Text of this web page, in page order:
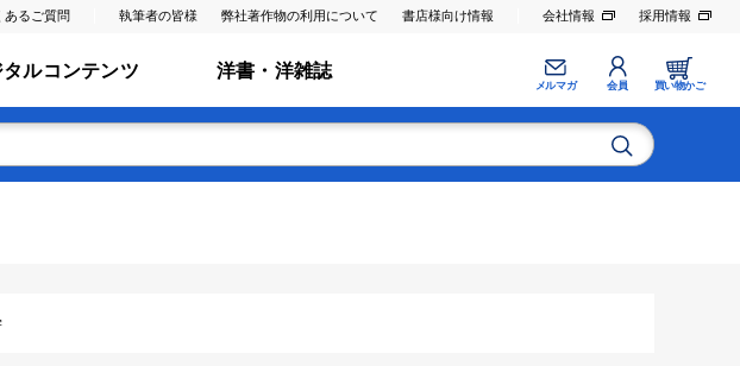
あるご質問 執筆者の皆様 弊社著作物の利用について 書店様向け情報 会社情報 採用情報
タルコンテンツ 洋書・洋雑誌
メルマガ 会員 買い物かご